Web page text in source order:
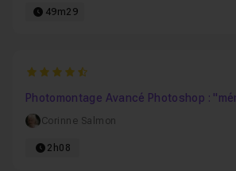
49m29
4.6666666666667
Photomontage Avancé Photoshop :
Corinne Salmon
2h08